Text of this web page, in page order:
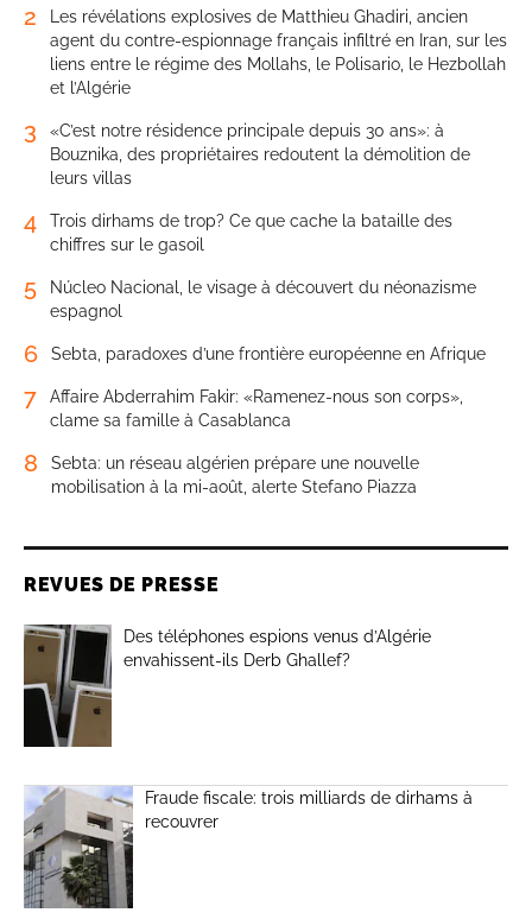
2
Les révélations explosives de Matthieu Ghadiri, ancien
agent du contre-espionnage français infiltré en Iran, sur les
liens entre le régime des Mollahs, le Polisario, le Hezbollah
et l’Algérie
3
«C’est notre résidence principale depuis 30 ans»: à
Bouznika, des propriétaires redoutent la démolition de
leurs villas
4
Trois dirhams de trop? Ce que cache la bataille des
chiffres sur le gasoil
5
Núcleo Nacional, le visage à découvert du néonazisme
espagnol
6 Sebta, paradoxes d’une frontière européenne en Afrique
7
Affaire Abderrahim Fakir: «Ramenez-nous son corps»,
clame sa famille à Casablanca
8
Sebta: un réseau algérien prépare une nouvelle
mobilisation à la mi-août, alerte Stefano Piazza
REVUES DE PRESSE
Des téléphones espions venus d’Algérie
envahissent-ils Derb Ghallef?
Fraude fiscale: trois milliards de dirhams à
recouvrer